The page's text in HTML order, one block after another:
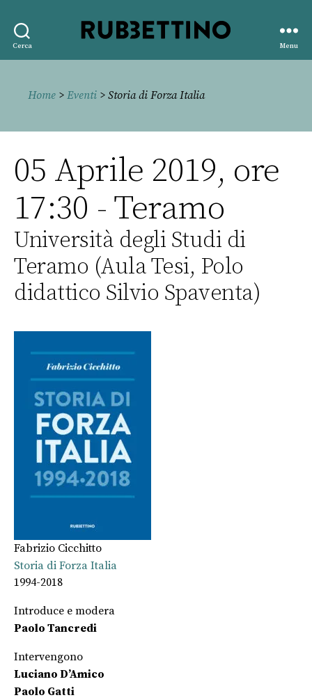
Cerca
editore
Menu
Home > Eventi > Storia di Forza Italia
05 Aprile 2019, ore
17:30 - Teramo
Università degli Studi di
Teramo (Aula Tesi, Polo
didattico Silvio Spaventa)
Fabrizio Cicchitto
Storia di Forza Italia
1994-2018
Introduce e modera
Paolo Tancredi
Intervengono
Luciano D’Amico
Paolo Gatti